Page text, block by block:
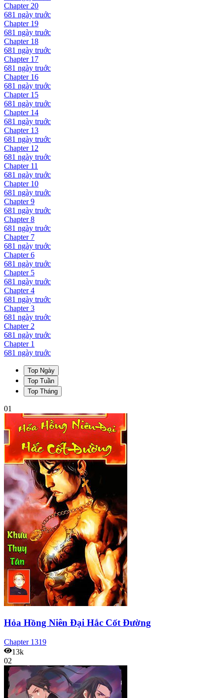
Chapter20
681 ngày truớc
Chapter 19
681 ngày truớc
Chapter 18
681 ngày truớc
Chapter 17
681 ngày truớc
Chapter 16
681 ngày truớc
Chapter 15
681 ngày truớc
Chapter 14
681 ngày truớc
Chapter 13
681 ngày truớc
Chapter 12
681 ngày truớc
Chapter 11
681 ngày truớc
Chapter 10
681 ngày truớc
Chapter9
681 ngày truớc
Chapter8
681 ngày truớc
Chapter 7
681 ngày truớc
Chapter6
681 ngày truớc
Chapter 5
681 ngày truớc
Chapter4
681 ngày truớc
Chapter3
681 ngày truớc
Chapter2
681 ngày truớc
Chapter 1
681 ngày truớc
Top Ngày
Top Tuần
Top Tháng
01
Hỏa Hồng Niên Đại Hắc Cốt Đường
Chapter 1319
13k
02